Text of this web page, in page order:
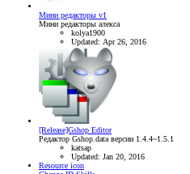
Мини редакторы v1
Мини редакторы алекса
kolya1900
Updated: Apr 26, 2016
[Release]Gshop Editor
Редактор Gshop.data версии 1.4.4~1.5.1
katsap
Updated: Jan 20, 2016
Resource icon